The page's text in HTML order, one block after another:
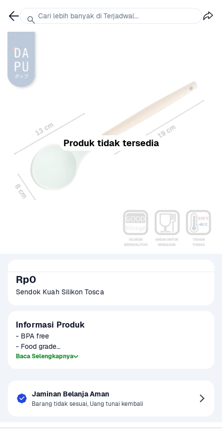
Produk tidak tersedia
Rp0
Sendok Kuah Silikon Tosca
Informasi Produk
- BPA free
- Food grade
- Tahan panas (-40 sampai 200 derajat)
Baca Selengkapnya
Jaminan Belanja Aman
Barang tidak sesuai, Uang tunai kembali
Cari lebih banyak di Terjadwal...